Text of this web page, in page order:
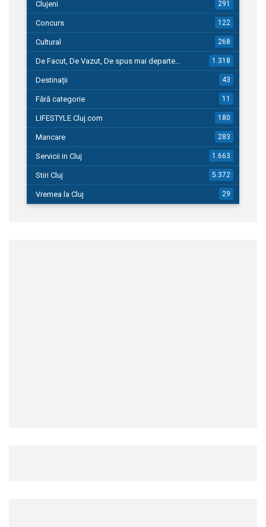
Clujeni 291
Concurs 122
Cultural 268
De Facut, De Vazut, De spus mai departe… 1.318
Destinații 43
Fără categorie 11
LIFESTYLE Cluj.com 180
Mancare 283
Servicii in Cluj 1.663
Stiri Cluj 5.372
Vremea la Cluj 29